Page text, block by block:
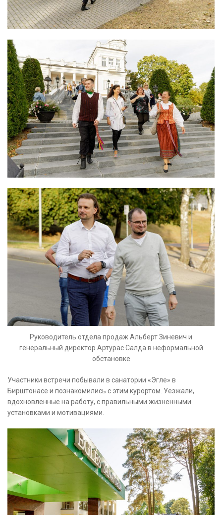
Руководитель отдела продаж Альберт Зиневич и
генеральный директор Артурас Салда в неформальной
обстановке
Участники встречи побывали в санатории «Эгле» в
Бирштонасе и познакомились с этим курортом. Уезжали,
вдохновленные на работу, с правильными жизненными
установками и мотивациями.